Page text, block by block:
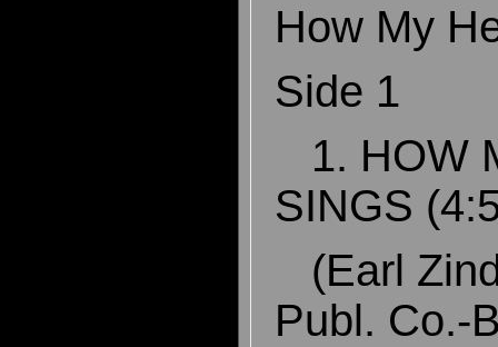
How My
Side 1
1. HOW
SINGS
(Earl
Publ.